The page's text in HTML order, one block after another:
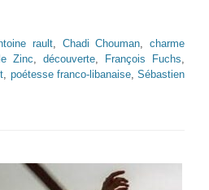
rault, Chadi Chouman,charme
Zinc, découverte, François Fuchs,
, poétesse franco-libanaise,Sébastien